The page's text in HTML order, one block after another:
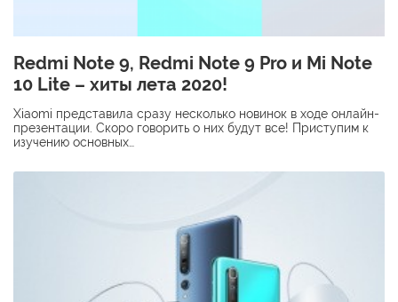
Redmi Note 9, Redmi Note 9 Pro и Mi Note
10 Lite – хиты лета 2020!
Xiaomi представила сразу несколько новинок в ходе онлайн-
презентации. Скоро говорить о них будут все! Приступим к
изучению основных…